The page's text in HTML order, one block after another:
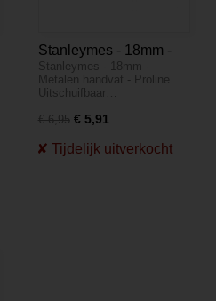
Stanleymes - 18mm -
Metalen handvat -
Proline
Stanleymes - 18mm -
Metalen handvat - Proline
Uitschuifbaar…
€ 6,95 € 5,91